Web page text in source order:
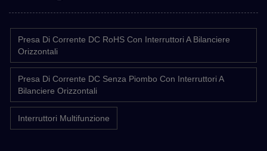
Presa Di Corrente DC RoHS Con Interruttori A Bilanciere
Orizzontali
Presa Di Corrente DC Senza Piombo Con Interruttori A
Bilanciere Orizzontali
Interruttori Multifunzione